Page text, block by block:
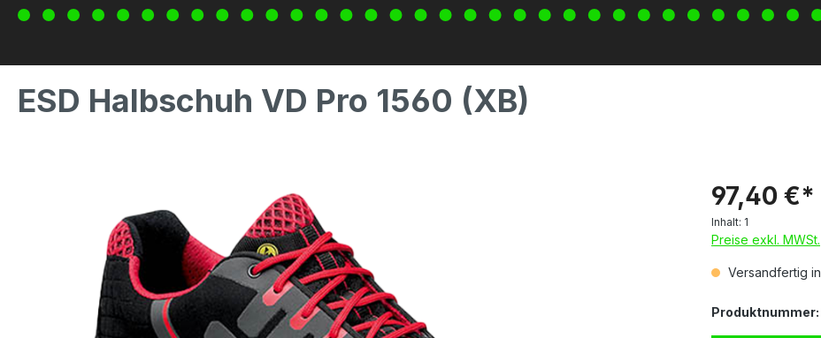
ESD Halbschuh VD Pro 1560 (XB)
97,40 €*
Inhalt: 1
Preise exkl. MWSt.
Versandfertig
Produktnummer: